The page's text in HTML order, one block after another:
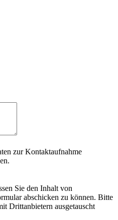
zur Kontaktaufnahme
Sie den Inhalt von
abschicken zu können. Bitte
Drittanbietern ausgetauscht